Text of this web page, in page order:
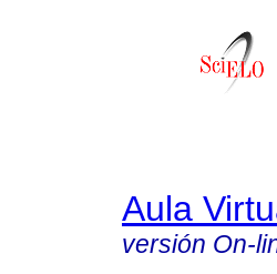
Aula
versión On-